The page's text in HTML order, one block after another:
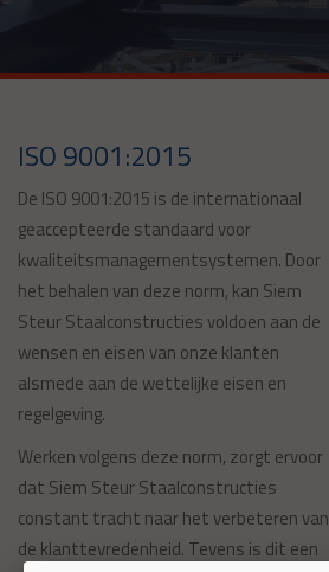
ISO 9001:2015
De ISO 9001:2015 is de internationaal
geaccepteerde standaard voor
kwaliteitsmanagementsystemen. Door
het behalen van deze norm, kan Siem
Steur Staalconstructies voldoen aan de
wensen en eisen van onze klanten
alsmede aan de wettelijke eisen en
regelgeving.
Werken volgens deze norm, zorgt ervoor
dat Siem Steur Staalconstructies
constant tracht naar het verbeteren van
de klanttevredenheid. Tevens is dit een